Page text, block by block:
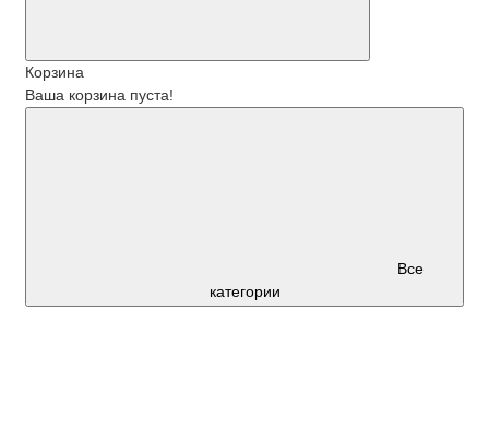
Корзина
Ваша корзина пуста!
Все
категории